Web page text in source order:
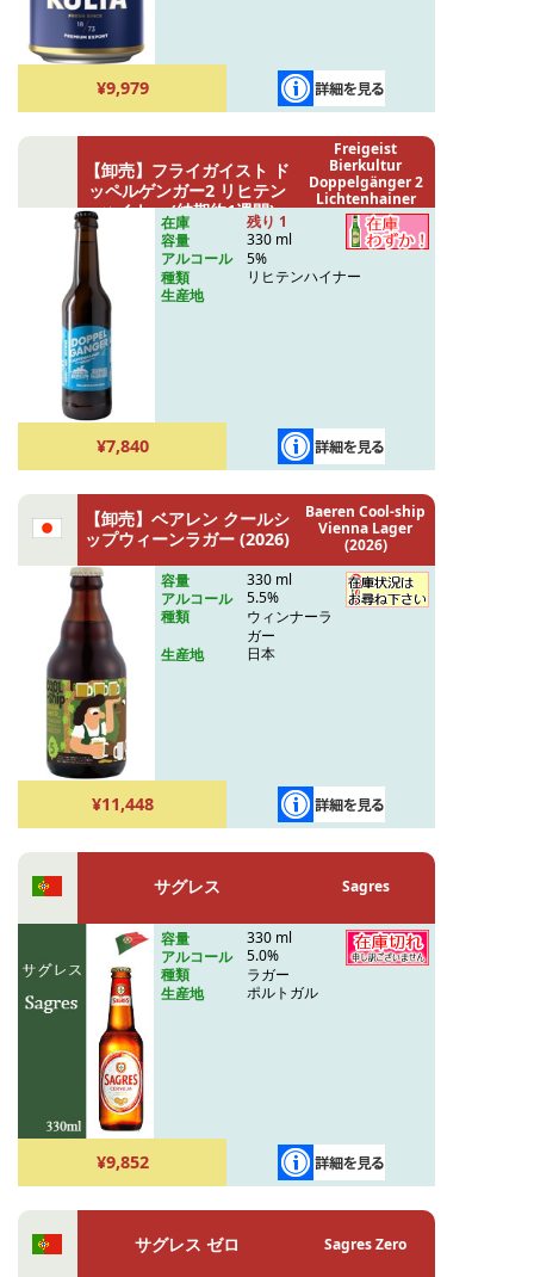
¥9,979
【卸売】フライガイスト ド
ッペルゲンガー2 リヒテン
ハイナー (納期約1週間)
Freigeist
Bierkultur
Doppelgänger 2
Lichtenhainer
(wholesale /
delivery: 1 week)
在庫
残り 1
容量
330 ml
アルコール
5%
種類
リヒテンハイナー
生産地
¥7,840
【卸売】ベアレン クールシ
ップウィーンラガー (2026)
Baeren Cool-ship
Vienna Lager
(2026)
容量
330 ml
アルコール
5.5%
種類
ウィンナーラ
ガー
生産地
日本
¥11,448
サグレス Sagres
容量
330 ml
アルコール
5.0%
種類
ラガー
生産地
ポルトガル
¥9,852
サグレス ゼロ Sagres Zero